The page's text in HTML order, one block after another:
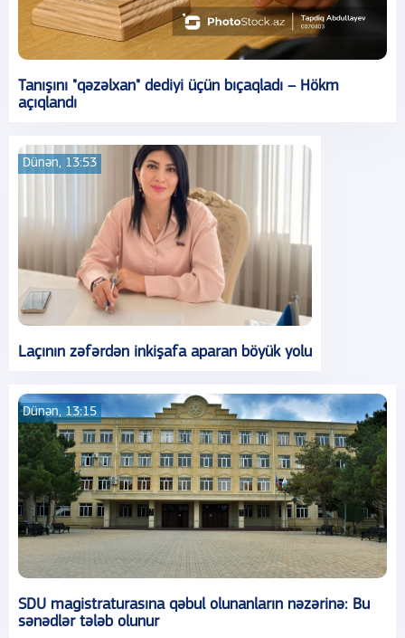
Tanışını "qəzəlxan" dediyi üçün bıçaqladı – Hökm
açıqlandı
Dünən, 13:53
Laçının zəfərdən inkişafa aparan böyük yolu
Dünən, 13:15
SDU magistraturasına qəbul olunanların nəzərinə: Bu
sənədlər tələb olunur